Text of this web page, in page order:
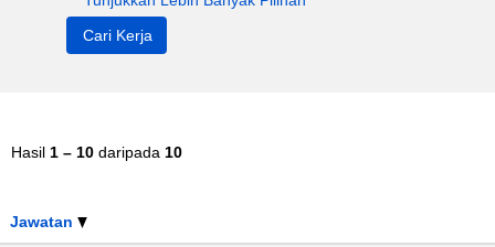
Hasil 1 – 10 daripada 10
Jawatan